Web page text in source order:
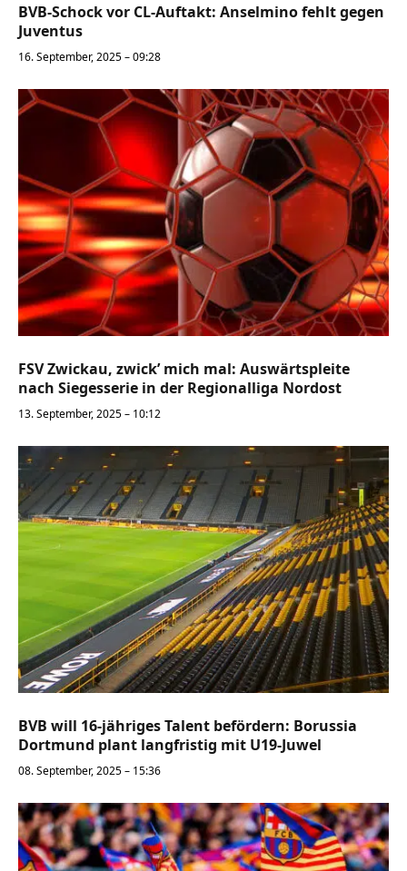
BVB-Schock vor CL-Auftakt: Anselmino fehlt gegen
Juventus
16. September, 2025 – 09:28
FSV Zwickau, zwick’ mich mal: Auswärtspleite
nach Siegesserie in der Regionalliga Nordost
13. September, 2025 – 10:12
BVB will 16-jähriges Talent befördern: Borussia
Dortmund plant langfristig mit U19-Juwel
08. September, 2025 – 15:36